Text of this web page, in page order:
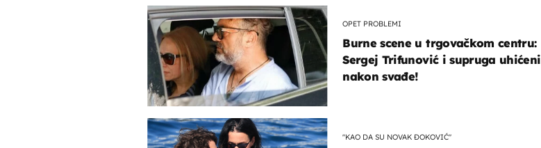
OPET PROBLEMI
Burne scene u trgovačkom centru:
Sergej Trifunović i supruga uhićeni
nakon svađe!
"KAO DA SU NOVAK ĐOKOVIĆ"